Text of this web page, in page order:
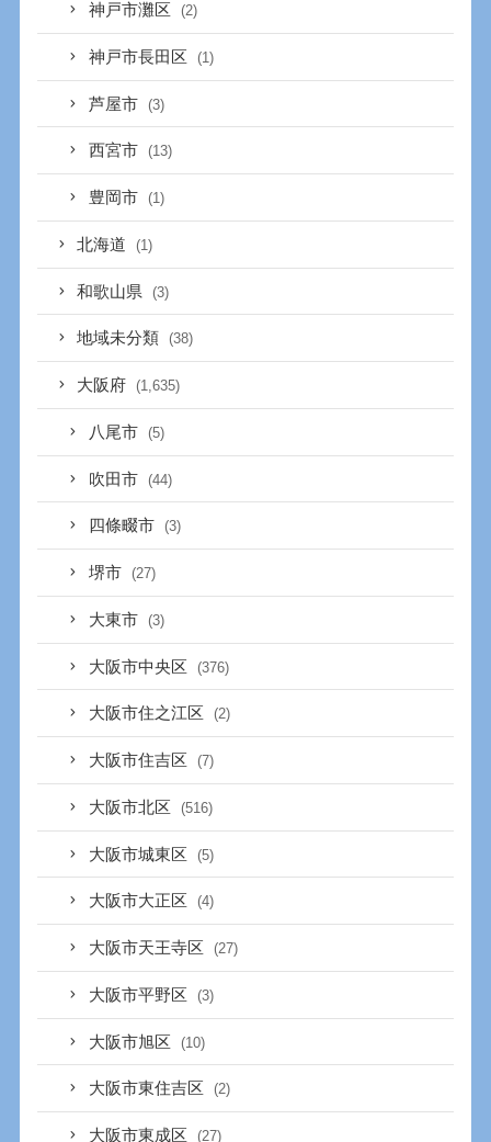
神戸市灘区 (2)
神戸市長田区 (1)
芦屋市 (3)
西宮市 (13)
豊岡市 (1)
北海道 (1)
和歌山県 (3)
地域未分類 (38)
大阪府 (1,635)
八尾市 (5)
吹田市 (44)
四條畷市 (3)
堺市 (27)
大東市 (3)
大阪市中央区 (376)
大阪市住之江区 (2)
大阪市住吉区 (7)
大阪市北区 (516)
大阪市城東区 (5)
大阪市大正区 (4)
大阪市天王寺区 (27)
大阪市平野区 (3)
大阪市旭区 (10)
大阪市東住吉区 (2)
大阪市東成区 (27)